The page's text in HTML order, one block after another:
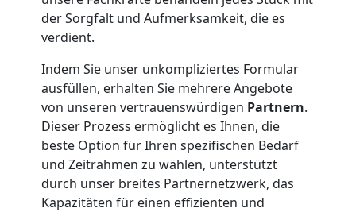
der Sorgfalt und Aufmerksamkeit, die es
verdient.
Indem Sie unser unkompliziertes Formular
ausfüllen, erhalten Sie mehrere Angebote
von unseren vertrauenswürdigen Partnern.
Dieser Prozess ermöglicht es Ihnen, die
beste Option für Ihren spezifischen Bedarf
und Zeitrahmen zu wählen, unterstützt
durch unser breites Partnernetzwerk, das
Kapazitäten für einen effizienten und
Klaviertransport
Wolfsberg
Privatumzug
Wolfsberg